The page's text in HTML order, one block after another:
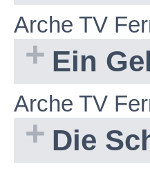
Arche TV
Ein
Arche TV
Die